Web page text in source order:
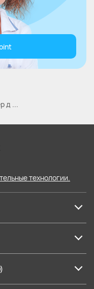
д ...
технологии.
данных